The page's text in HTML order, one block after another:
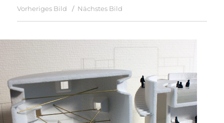
Vorheriges Bild Nächstes Bild